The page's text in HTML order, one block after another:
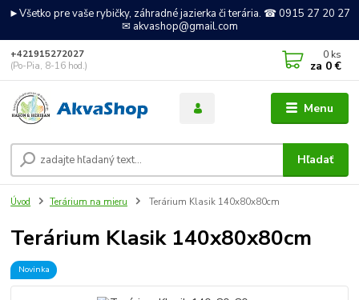
►Všetko pre vaše rybičky, záhradné jazierka či terária. ☎ 0915 27 20 27
✉ akvashop@gmail.com
Menu
Hľadať
+421915272027
(Po-Pia, 8-16 hod.)
0 ks
za 0 €
Úvod Terárium na mieru Terárium Klasik 140x80x80cm
Terárium Klasik 140x80x80cm
Novinka